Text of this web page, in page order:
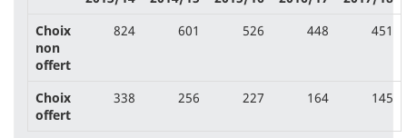
Choix
non
offert
824 601 526 448 451
Choix
offert
338 256 227 164 145